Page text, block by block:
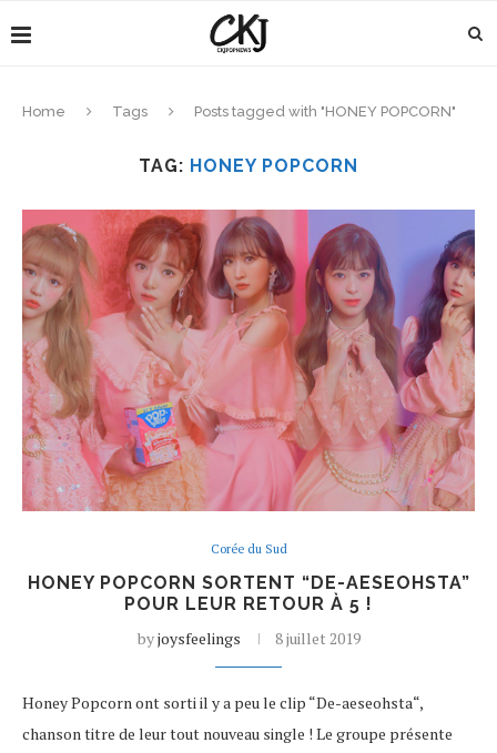
Home Tags Posts tagged with "HONEY POPCORN"
TAG: HONEY POPCORN
Corée du Sud
HONEY POPCORN SORTENT “DE-AESEOHSTA”
POUR LEUR RETOUR À 5 !
byjoysfeelings 8 juillet 2019
Honey Popcorn ont sorti il y a peu le clip “De-aeseohsta“,
chanson titre de leur tout nouveau single ! Le groupe présente